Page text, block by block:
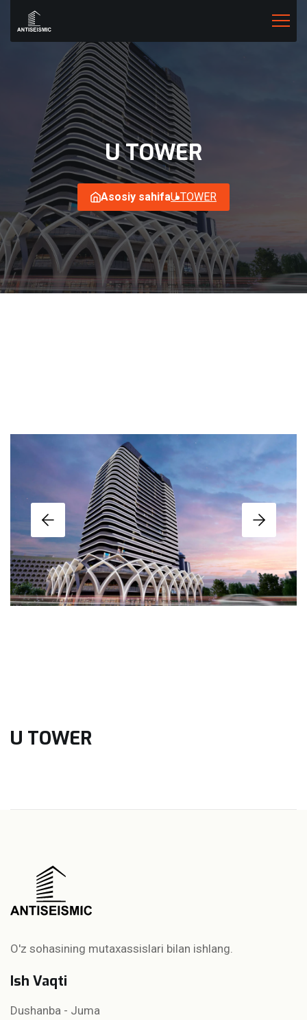
UTOWER
Asosiy sahifaU TOWER
U TOWER
O'z sohasining mutaxassislari bilan ishlang.
Ish Vaqti
Dushanba - Juma